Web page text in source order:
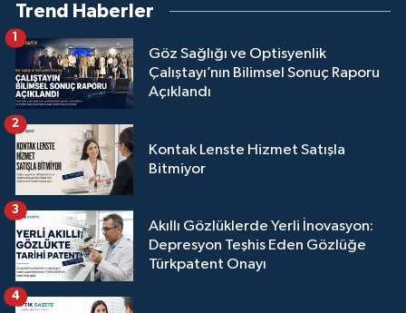
Trend Haberler
Göz Sağlığı ve Optisyenlik
Çalıştayı’nın Bilimsel Sonuç Raporu
Açıklandı
1
Kontak Lenste Hizmet Satışla
Bitmiyor
2
Akıllı Gözlüklerde Yerli İnovasyon:
Depresyon Teşhis Eden Gözlüğe
Türkpatent Onayı
3
4